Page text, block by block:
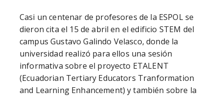
Casi un centenar de profesores de la ESPOL se
dieron cita el 15 de abril en el edificio STEM del
campus Gustavo Galindo Velasco, donde la
universidad realizó para ellos una sesión
informativa sobre el proyecto ETALENT
(Ecuadorian Tertiary Educators Tranformation
and Learning Enhancement) y también sobre la